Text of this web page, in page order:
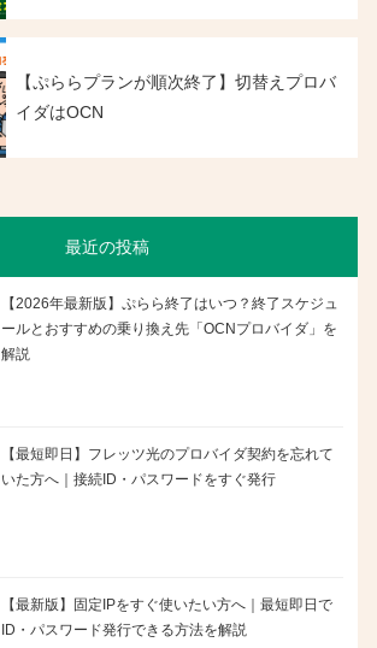
【ぷららプランが順次終了】切替えプロバ
イダはOCN
最近の投稿
【2026年最新版】ぷらら終了はいつ？終了スケジュ
ールとおすすめの乗り換え先「OCNプロバイダ」を
解説
【最短即日】フレッツ光のプロバイダ契約を忘れて
いた方へ｜接続ID・パスワードをすぐ発行
【最新版】固定IPをすぐ使いたい方へ｜最短即日で
ID・パスワード発行できる方法を解説